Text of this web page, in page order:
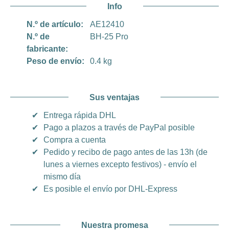
Info
N.º de artículo:
AE12410
N.º de
fabricante:
BH-25 Pro
Peso de envío: 0.4 kg
Sus ventajas
✔
Entrega rápida DHL
✔
Pago a plazos a través de PayPal posible
✔
Compra a cuenta
✔
Pedido y recibo de pago antes de las 13h (de
lunes a viernes excepto festivos) - envío el
mismo día
✔
Es posible el envío por DHL-Express
Nuestra promesa